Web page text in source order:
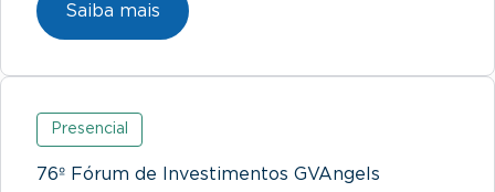
Saiba mais
Presencial
76º Fórum de Investimentos GVAngels